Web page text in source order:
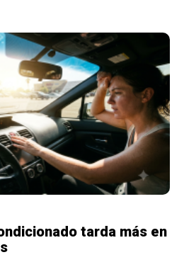
tarda más en